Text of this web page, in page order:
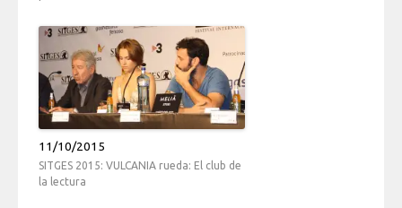
11/10/2015
SITGES 2015: VULCANIA rueda: El club de
la lectura